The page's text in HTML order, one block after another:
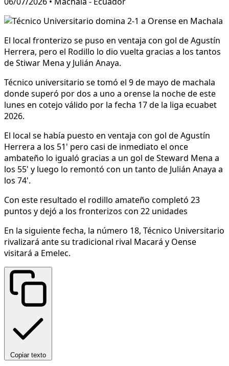
El local fronterizo se puso en ventaja con gol de Agustín
Herrera, pero el Rodillo lo dio vuelta gracias a los tantos
de Stiwar Mena y Julián Anaya.
Técnico universitario se tomó el 9 de mayo de machala
donde superó por dos a uno a orense la noche de este
lunes en cotejo válido por la fecha 17 de la liga ecuabet
2026.
El local se había puesto en ventaja con gol de Agustín
Herrera a los 51' pero casi de inmediato el once
ambateño lo igualó gracias a un gol de Steward Mena a
los 55' y luego lo remontó con un tanto de Julián Anaya a
los 74'.
Con este resultado el rodillo amateño completó 23
puntos y dejó a los fronterizos con 22 unidades
En la siguiente fecha, la número 18, Técnico Universitario
rivalizará ante su tradicional rival Macará y Oense
visitará a Emelec.
Copiar texto